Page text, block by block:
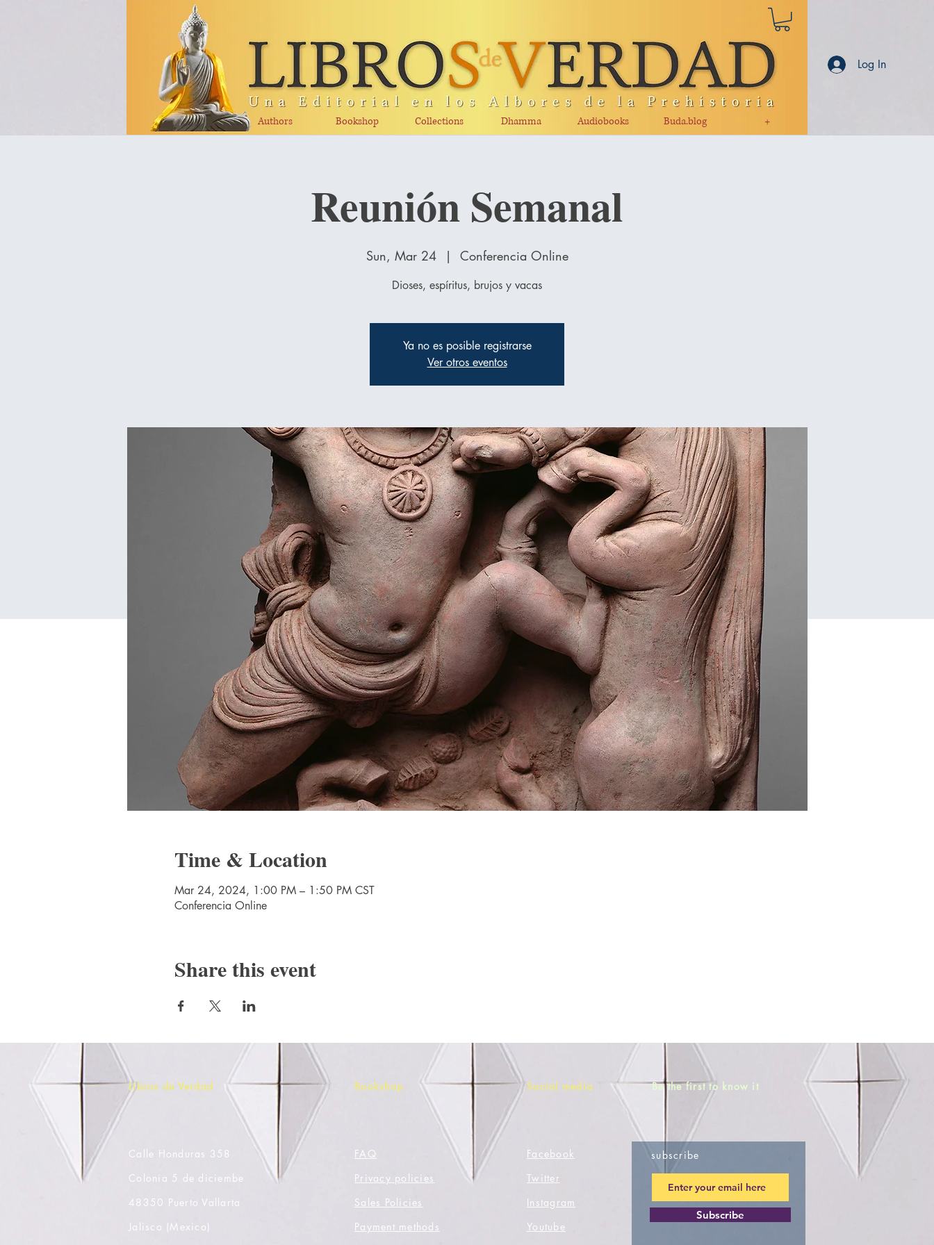
Authors Bookshop Collections Dhamma Audiobooks Buda.blog +
Log In
Reunión Semanal
Sun, Mar 24
  |
Conferencia Online
Dioses, espíritus, brujos y vacas
Ya no es posible registrarse
Ver otros eventos
Time & Location
Mar 24, 2024, 1:00 PM – 1:50 PM CST
Conferencia Online
Share this event
Libros de Verdad Bookshop Social media Be the first to know it
Calle Honduras 358
Colonia 5 de diciembe
48350 Puerto Vallarta
Jalisco (Mexico)
FAQ
Privacy policies
Sales Policies
Payment methods
Facebook
Twitter
Instagram
Youtube
subscribe
Subscribe